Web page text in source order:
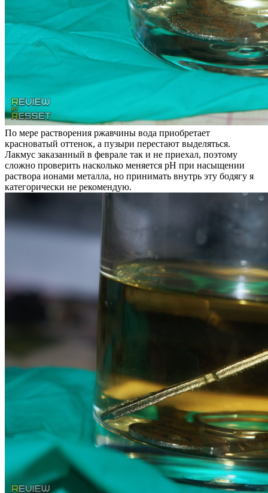
По мере растворения ржавчины вода приобретает
красноватый оттенок, а пузыри перестают выделяться.
Лакмус заказанный в феврале так и не приехал, поэтому
сложно проверить насколько меняется рН при насыщении
раствора ионами металла, но принимать внутрь эту бодягу я
категорически не рекомендую.